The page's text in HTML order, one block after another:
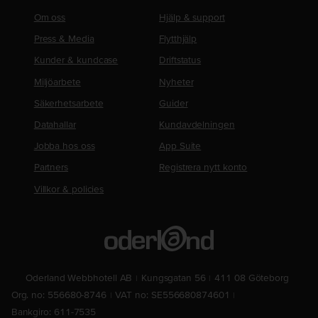
Om oss
Press & Media
Kunder & kundcase
Miljöarbete
Säkerhetsarbete
Datahallar
Jobba hos oss
Partners
Villkor & policies
Hjälp & support
Flytthjälp
Driftstatus
Nyheter
Guider
Kundavdelningen
App Suite
Registrera nytt konto
Oderland Webbhotell AB Kungsgatan 56
411 08 Göteborg
Org. no: 556680-8746
VAT no: SE556680874601
Bankgiro: 611-7535